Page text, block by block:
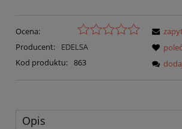
Ocena:
Producent:
EDELSA
Kod produktu: 863
Opis